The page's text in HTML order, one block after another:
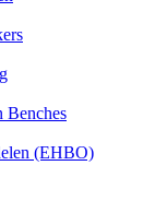
Benches
(EHBO)